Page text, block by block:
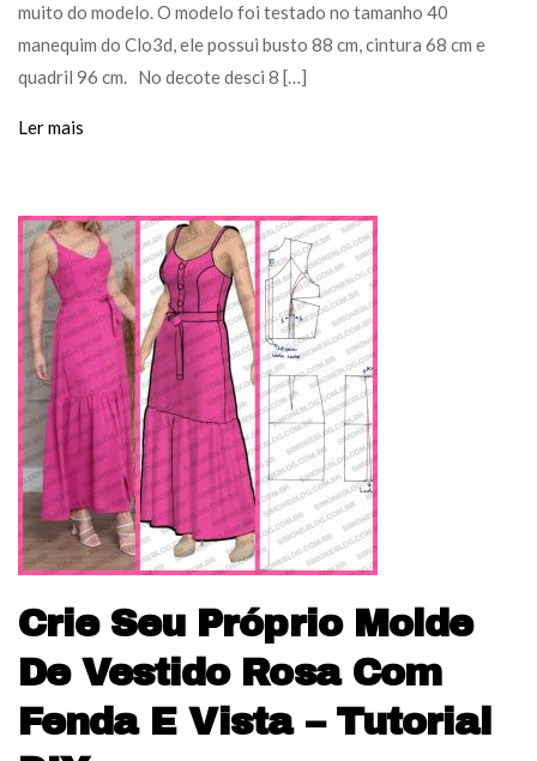
muito do modelo. O modelo foi testado no tamanho 40
manequim do Clo3d, ele possui busto 88 cm, cintura 68 cm e
quadril 96 cm. No decote desci 8 […]
Ler mais
Crie Seu Próprio Molde
De Vestido Rosa Com
Fenda E Vista – Tutorial